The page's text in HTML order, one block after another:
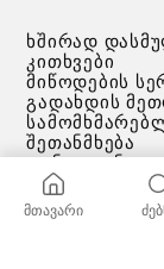
ხშირად
კითხვები
მიწოდების
გადახდის
შეთანმხება
პოლიტიკა
♡ სურვილების
ქვაბებისა და
მთავარი